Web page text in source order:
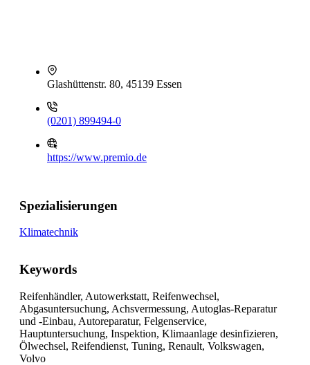
Glashüttenstr. 80, 45139 Essen
(0201) 899494-0
https://www.premio.de
Spezialisierungen
Klimatechnik
Keywords
Reifenhändler, Autowerkstatt, Reifenwechsel,
Abgasuntersuchung, Achsvermessung, Autoglas-Reparatur
und -Einbau, Autoreparatur, Felgenservice,
Hauptuntersuchung, Inspektion, Klimaanlage desinfizieren,
Ölwechsel, Reifendienst, Tuning, Renault, Volkswagen,
Volvo